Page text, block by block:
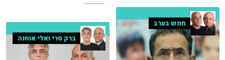
חמש בערב
ברק סרי ואלי אוחנה